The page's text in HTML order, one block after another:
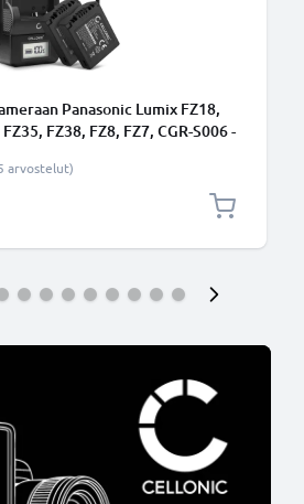
Panasonic Lumix FZ18,
FZ38, FZ8, FZ7, CGR-S006 -
arvostelut)